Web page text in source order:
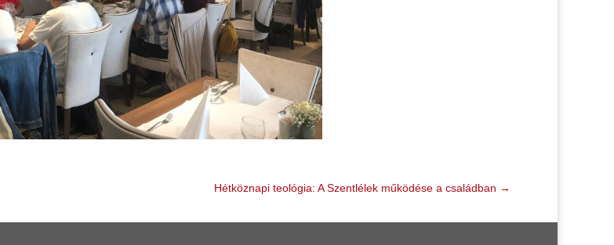
Hétköznapi teológia: A Szentlélek működése a családban →